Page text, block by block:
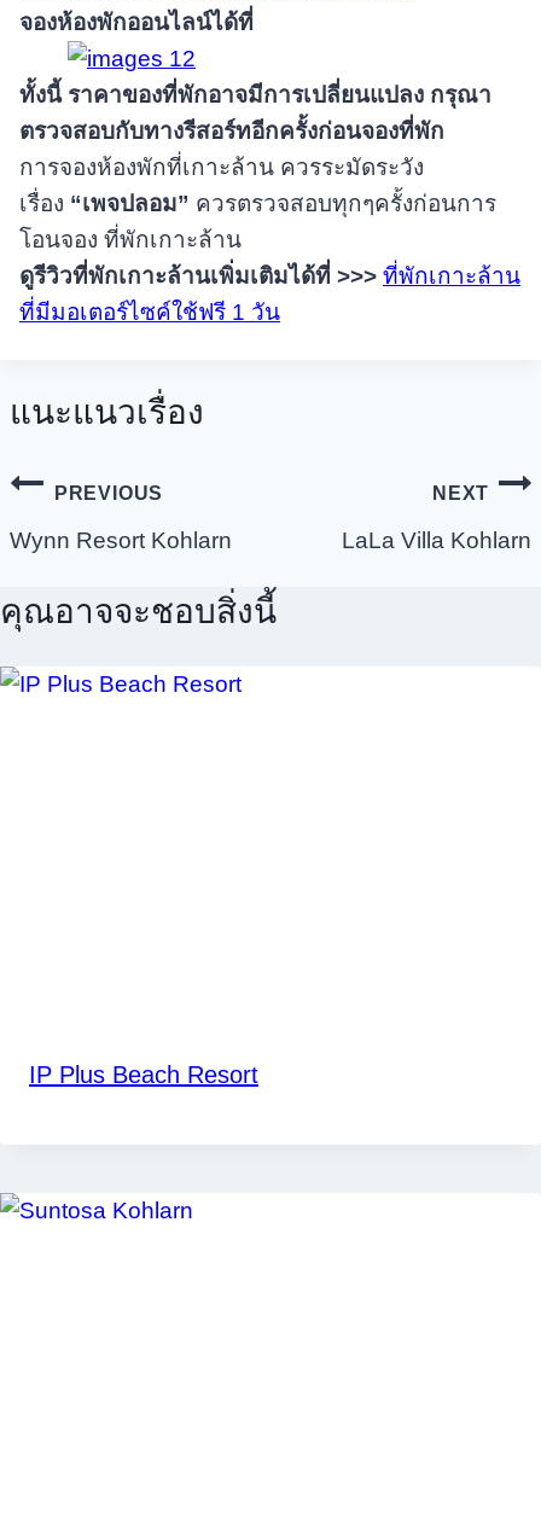
จองห้องพักออนไลน์ได้ที่
ทั้งนี้ ราคาของที่พักอาจมีการเปลี่ยนแปลง กรุณา
ตรวจสอบกับทางรีสอร์ทอีกครั้งก่อนจองที่พัก
การจองห้องพักที่เกาะล้าน ควรระมัดระวัง
เรื่อง “เพจปลอม” ควรตรวจสอบทุกๆครั้งก่อนการ
โอนจอง ที่พักเกาะล้าน
ดูรีวิวที่พักเกาะล้านเพิ่มเติมได้ที่ >>> ที่พักเกาะล้าน
ที่มีมอเตอร์ไซค์ใช้ฟรี 1 วัน
แนะแนวเรื่อง
PREVIOUS
Wynn Resort Kohlarn
NEXT
LaLa Villa Kohlarn
คุณอาจจะชอบสิ่งนี้
IP Plus Beach Resort